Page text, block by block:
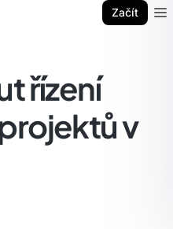
Začít
řízení
v